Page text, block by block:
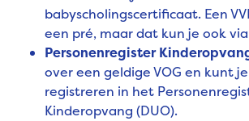
babyscholingscertificaat. Een
een pré, maar dat kun je ook
Personenregister
over een geldige VOG en kunt
registreren in het
Kinderopvang (DUO).